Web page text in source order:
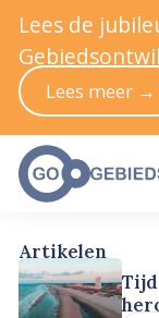
Artikelen
Lees de
Lees meer →